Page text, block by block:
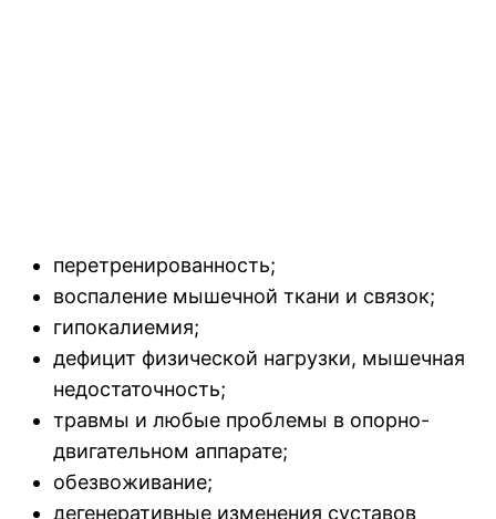
перетренированность;
воспаление мышечной ткани и связок;
гипокалиемия;
дефицит физической нагрузки, мышечная
недостаточность;
травмы и любые проблемы в опорно-
двигательном аппарате;
обезвоживание;
дегенеративные изменения суставов